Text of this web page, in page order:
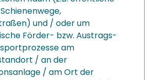
und / oder um
Förder- bzw. Austrags-
am
/ an der
/ am Ort der